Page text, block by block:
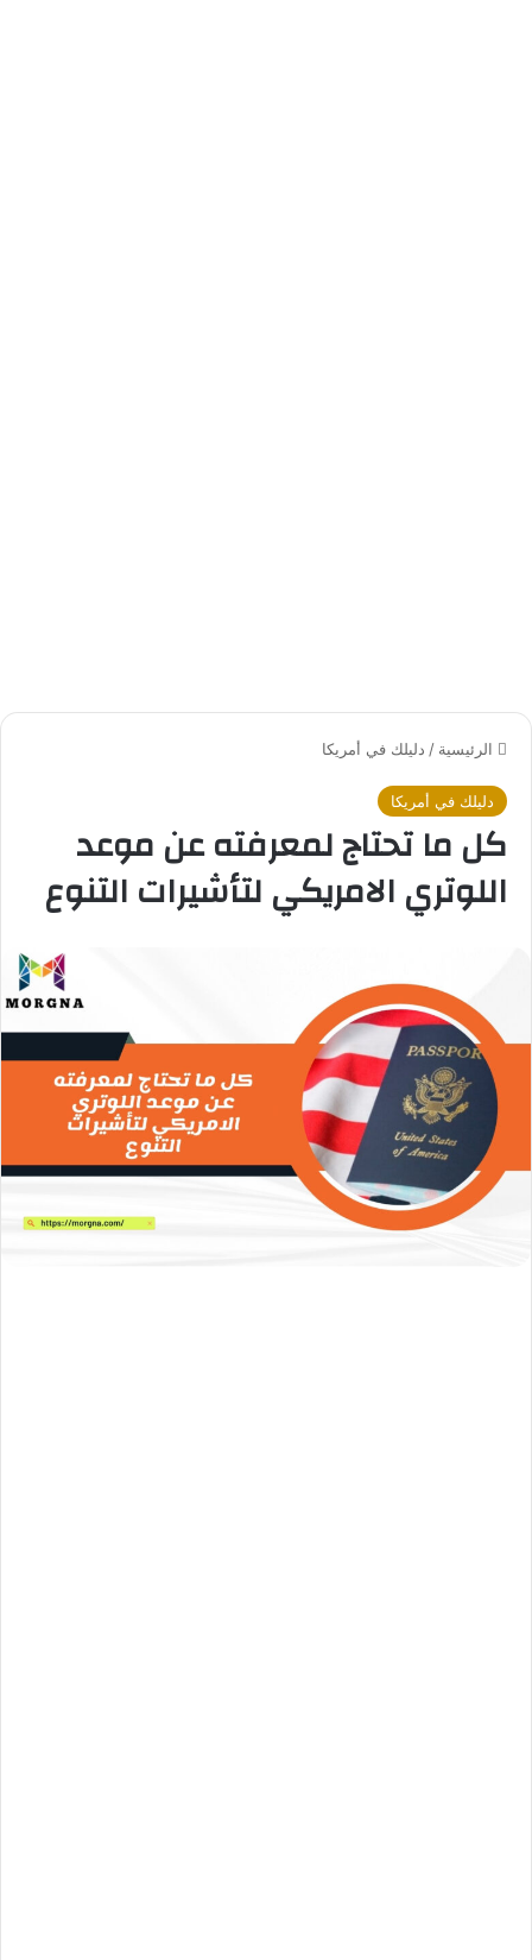
الرئيسية / دليلك في أمريكا
دليلك في أمريكا
كل ما تحتاج لمعرفته عن موعد
اللوتري الامريكي لتأشيرات التنوع